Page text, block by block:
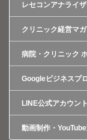
レセコンアナライ
クリニック経営マ
病院・クリニック
Googleビジネスプ
LINE公式アカウン
動画制作・